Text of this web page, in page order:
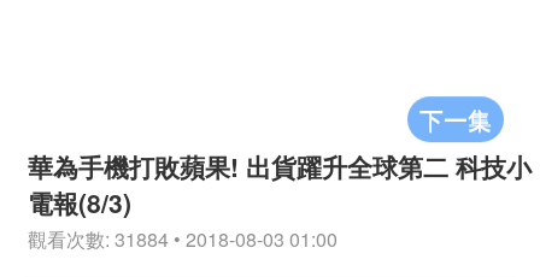
下一集
華為手機打敗蘋果! 出貨躍升全球第二 科技小
電報(8/3)
觀看次數: 31884 • 2018-08-03 01:00